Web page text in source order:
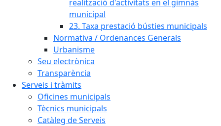
realització d'activitats en el gimnàs
municipal
23. Taxa prestació bústies municipals
Normativa / Ordenances Generals
Urbanisme
Seu electrònica
Transparència
Serveis i tràmits
Oficines municipals
Tècnics municipals
Catàleg de Serveis